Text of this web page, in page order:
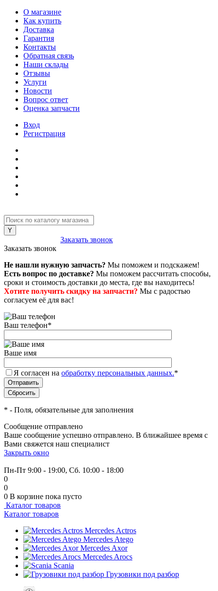
О магазине
Как купить
Доставка
Гарантия
Контакты
Обратная связь
Наши склады
Отзывы
Услуги
Новости
Вопрос ответ
Оценка запчасти
Вход
Регистрация
Заказать звонок
Заказать звонок
Не нашли нужную запчасть? Мы поможем и подскажем!
Есть вопрос по доставке? Мы поможем рассчитать способы,
сроки и стоимость доставки до места, где вы находитесь!
Хотите получить скидку на запчасти? Мы с радостью
согласуем её для вас!
Ваш телефон*
Ваше имя
Я согласен на обработку персональных данных.*
* - Поля, обязательные для заполнения
Сообщение отправлено
Ваше сообщение успешно отправлено. В ближайшее время с
Вами свяжется наш специалист
Закрыть окно
Пн-Пт 9:00 - 19:00, Сб. 10:00 - 18:00
0
0
0 В корзине пока пусто
Каталог товаров
Каталог товаров
Mercedes Actros
Mercedes Atego
Mercedes Axor
Mercedes Arocs
Scania
Грузовики под разбор